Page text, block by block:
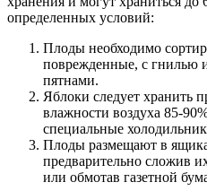
определенных условий:
Плоды необходимо
поврежденные, с гнилью
пятнами.
Яблоки следует хранить
влажности воздуха 85-
специальные
Плоды размещают в
предварительно сложив
или обмотав газетной